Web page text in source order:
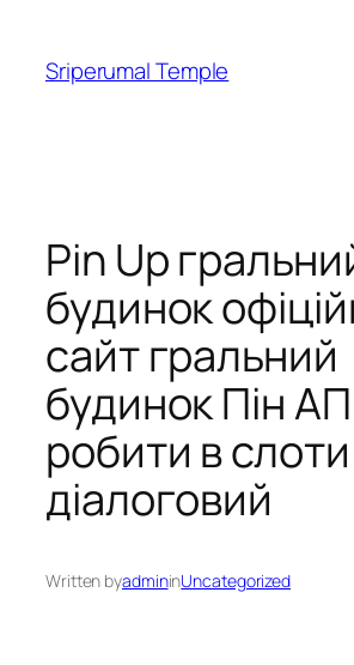
content
Sriperumal Temple
Pin Up
будинок
сайт гральний
будинок Пін
робити в слоти
діалоговий
Written byadmininUncategorized